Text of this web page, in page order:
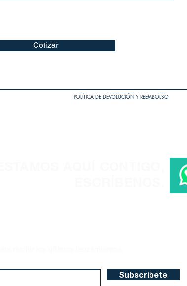
Cotizar
POLÍTICA DE DEVOLUCIÓN Y REEMBOLSO
Subscríbete